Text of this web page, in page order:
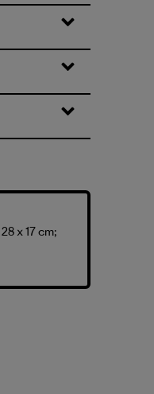
x 17 cm;